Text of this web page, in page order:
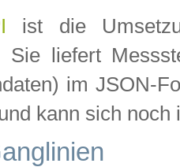
ist die
Sie liefert
im JSON-
kann sich noch